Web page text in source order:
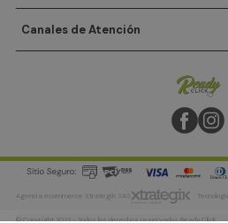
Canales de Atención
Agencia ecommerce XtrategiK SAS Tecnología
© Copyright 2023 - Todos los derechos reservados Ready Click